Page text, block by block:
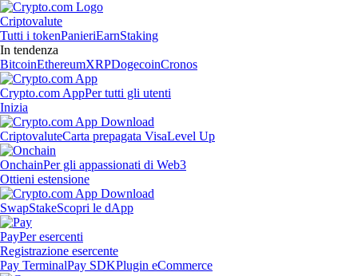
Criptovalute
Tutti i tokenPanieriEarnStaking
In tendenza
BitcoinEthereumXRPDogecoinCronos
Crypto.com AppPer tutti gli utenti
Inizia
CriptovaluteCarta prepagata VisaLevel Up
OnchainPer gli appassionati di Web3
Ottieni estensione
SwapStakeScopri le dApp
PayPer esercenti
Registrazione esercente
Pay TerminalPay SDKPlugin eCommerce